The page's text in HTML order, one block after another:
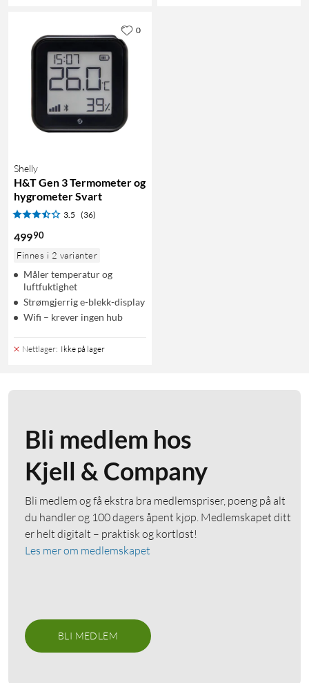
Shelly
H&T Gen 3 Termometer og
hygrometer Svart
3.5 (36)
49990
Finnes i 2 varianter
Måler temperatur og
luftfuktighet
Strømgjerrig e-blekk-display
Wifi – krever ingen hub
Nettlager: Ikke på lager
0
Bli medlem hos
Kjell & Company
Bli medlem og få ekstra bra medlemspriser, poeng på alt
du handler og 100 dagers åpent kjøp. Medlemskapet ditt
er helt digitalt – praktisk og kortløst!
Les mer om medlemskapet
BLI MEDLEM